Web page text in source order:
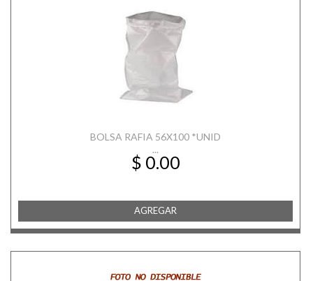
BOLSA RAFIA 56X100 *UNID
...
$ 0.00
AGREGAR